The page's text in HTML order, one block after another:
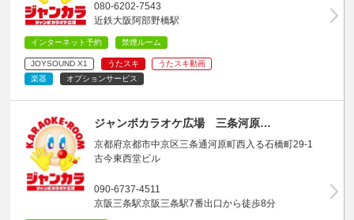
080-6202-7543
近鉄大阪阿部野橋駅
インターネット予約 禁煙ルーム
JOYSOUND X1 うたスキ
うたスキ動画
楽器
オプションサービス
ジャンボカラオケ広場 三条河原…
京都府京都市中京区三条通河原町西入る石橋町29-1
古今東西堂ビル
090-6737-4511
京阪三条駅京阪三条駅7番出口から徒歩8分